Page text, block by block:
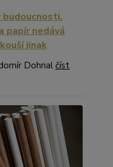
papír nedává
jinak
Dohnal číst